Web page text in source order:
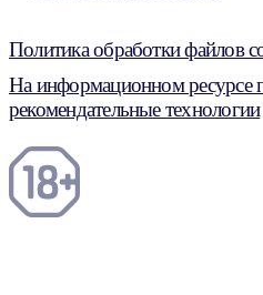
Политика обработки файлов
На информационном ресурсе
рекомендательные технологии